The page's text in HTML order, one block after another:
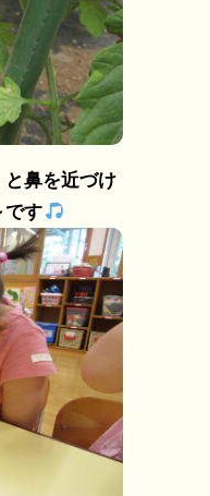
鼻を近づけ
です